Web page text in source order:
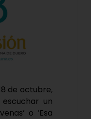
de octubre,
un
o ‘Esa